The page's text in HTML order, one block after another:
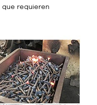
requieren